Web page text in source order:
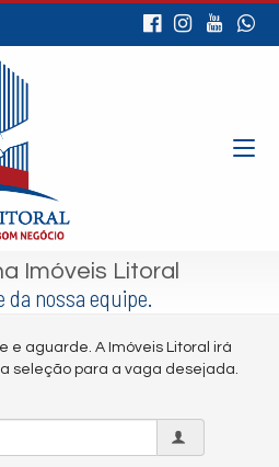
Imóveis Litoral
da nossa equipe.
e aguarde. A Imóveis Litoral irá
seleção para a vaga desejada.